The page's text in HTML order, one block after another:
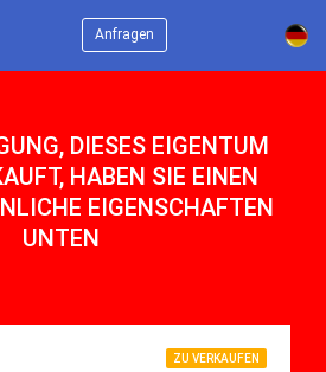
Anfragen ×
DIESES EIGENTUM
HABEN SIE EINEN
EIGENSCHAFTEN
UNTEN
ZU VERKAUFEN